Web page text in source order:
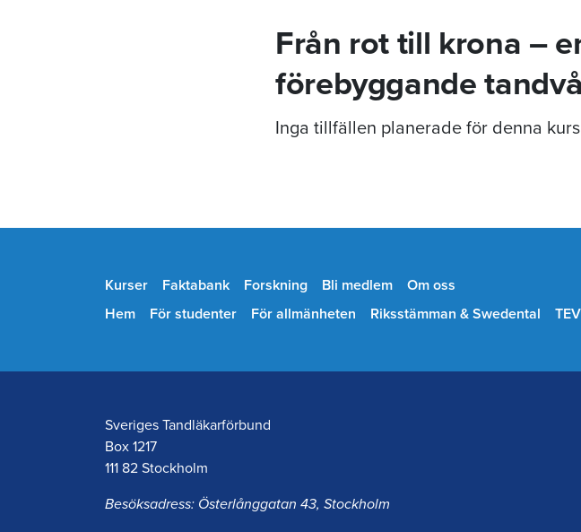
Från rot till krona –
förebyggande
Inga tillfällen planerade för denna
Kurser Faktabank Forskning Bli medlem
Om oss
Hem
För studenter För allmänheten Riksstämman & Swedental TEV
Sveriges Tandläkarförbund
Box 1217
111 82 Stockholm
Besöksadress: Österlånggatan 43, Stockholm